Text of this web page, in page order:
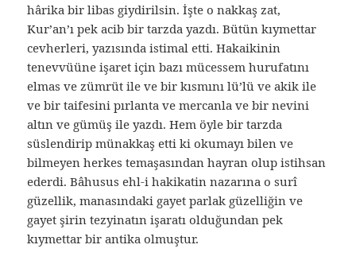
hârika bir libas giydirilsin. İşte o nakkaş zat,
Kur’an’ı pek acib bir tarzda yazdı. Bütün kıymettar
cevherleri, yazısında istimal etti. Hakaikinin
tenevvüüne işaret için bazı mücessem hurufatını
elmas ve zümrüt ile ve bir kısmını lü’lü ve akik ile
ve bir taifesini pırlanta ve mercanla ve bir nevini
altın ve gümüş ile yazdı. Hem öyle bir tarzda
süslendirip münakkaş etti ki okumayı bilen ve
bilmeyen herkes temaşasından hayran olup istihsan
ederdi. Bâhusus ehl-i hakikatin nazarına o surî
güzellik, manasındaki gayet parlak güzelliğin ve
gayet şirin tezyinatın işaratı olduğundan pek
kıymettar bir antika olmuştur.